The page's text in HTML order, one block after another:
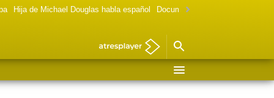
Hija de Michael Douglas habla español Documental Las chicas Gilmore